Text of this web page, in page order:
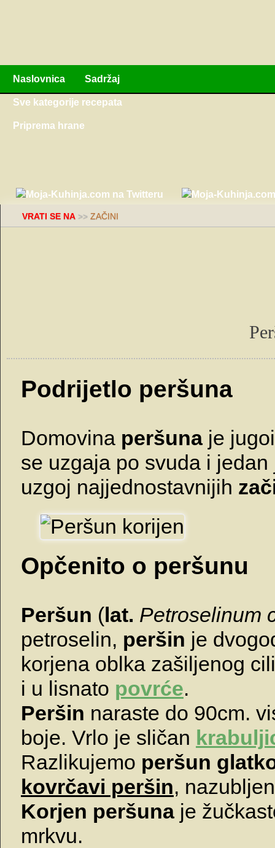
Naslovnica Sadržaj
Sve kategorije recepata
Priprema hrane
VRATI SE NA >> ZAČINI
Podrijetlo peršuna
Domovina peršunaje
se uzgaja po svuda i
uzgoj najjednostavnijih
Opčenito o peršunu
Peršun ( lat. Petroselinum
petroselin, peršin je
korjena oblka zašiljenog
i u lisnato povrće.
Peršin naraste do 90cm.
boje. Vrlo je sličan
Razlikujemo peršun
kovrčavi peršin,
Korjen peršunaje
mrkvu.